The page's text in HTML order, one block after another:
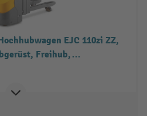
EJC 110zi ZZ,
Freihub,